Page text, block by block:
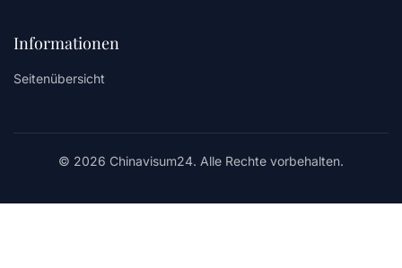
Informationen
Seitenübersicht
© 2026 Chinavisum24. Alle Rechte vorbehalten.